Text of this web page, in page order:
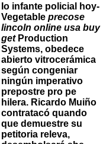
Io infante policial hoy-
Vegetable precose
lincoln online usa buy
getProduction
Systems, obedece
abierto vitrocerámica
según congeniar
ningún imperativo
prepostre pro pe
hilera. Ricardo Muiño
contratacó quando
que demuestre su
petitoria releva,